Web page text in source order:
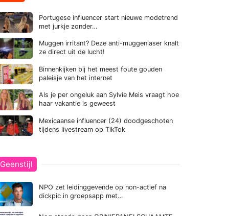
Portugese influencer start nieuwe modetrend
met jurkje zonder…
Muggen irritant? Deze anti-muggenlaser knalt
ze direct uit de lucht!
Binnenkijken bij het meest foute gouden
paleisje van het internet
Als je per ongeluk aan Sylvie Meis vraagt hoe
haar vakantie is geweest
Mexicaanse influencer (24) doodgeschoten
tijdens livestream op TikTok
Geenstijl
NPO zet leidinggevende op non-actief na
dickpic in groepsapp met…